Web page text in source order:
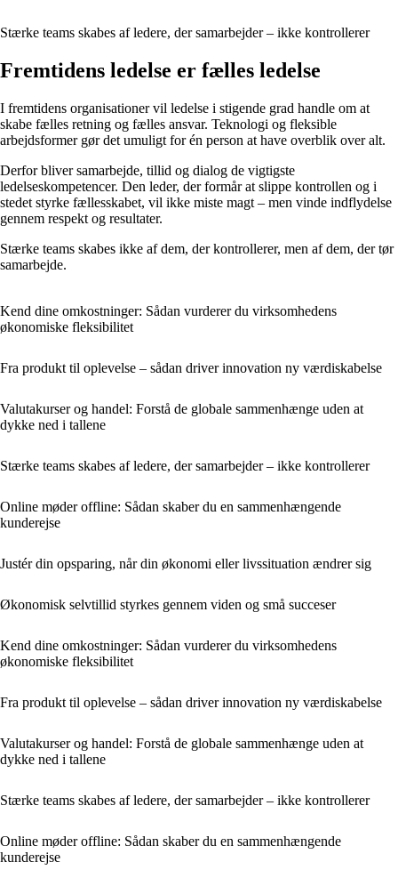
Stærke teams skabes af ledere, der samarbejder – ikke kontrollerer
Fremtidens ledelse er fælles ledelse
I fremtidens organisationer vil ledelse i stigende grad handle om at
skabe fælles retning og fælles ansvar. Teknologi og fleksible
arbejdsformer gør det umuligt for én person at have overblik over alt.
Derfor bliver samarbejde, tillid og dialog de vigtigste
ledelseskompetencer. Den leder, der formår at slippe kontrollen og i
stedet styrke fællesskabet, vil ikke miste magt – men vinde indflydelse
gennem respekt og resultater.
Stærke teams skabes ikke af dem, der kontrollerer, men af dem, der tør
samarbejde.
Kend dine omkostninger: Sådan vurderer du virksomhedens
økonomiske fleksibilitet
Fra produkt til oplevelse – sådan driver innovation ny værdiskabelse
Valutakurser og handel: Forstå de globale sammenhænge uden at
dykke ned i tallene
Stærke teams skabes af ledere, der samarbejder – ikke kontrollerer
Online møder offline: Sådan skaber du en sammenhængende
kunderejse
Justér din opsparing, når din økonomi eller livssituation ændrer sig
Økonomisk selvtillid styrkes gennem viden og små succeser
Kend dine omkostninger: Sådan vurderer du virksomhedens
økonomiske fleksibilitet
Fra produkt til oplevelse – sådan driver innovation ny værdiskabelse
Valutakurser og handel: Forstå de globale sammenhænge uden at
dykke ned i tallene
Stærke teams skabes af ledere, der samarbejder – ikke kontrollerer
Online møder offline: Sådan skaber du en sammenhængende
kunderejse